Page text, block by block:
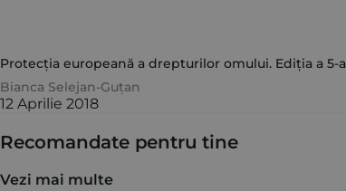
Protecția europeană a drepturilor omului. Ediția a 5-a
Bianca Selejan-Guțan
12 Aprilie 2018
Recomandate pentru tine
Vezi mai multe